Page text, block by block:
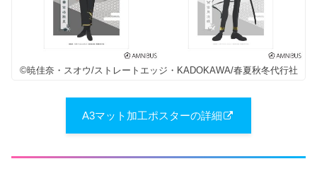
©暁佳奈・スオウ/ストレートエッジ・KADOKAWA/春夏秋冬代行社
A3マット加工ポスターの詳細